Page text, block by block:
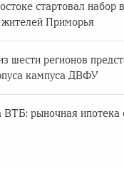
стартовал набор
Приморья
шести регионов
кампуса ДВФУ
ВТБ: рыночная ипотека